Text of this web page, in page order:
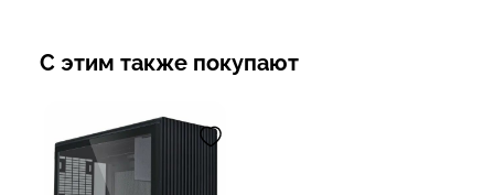
С этим также покупают